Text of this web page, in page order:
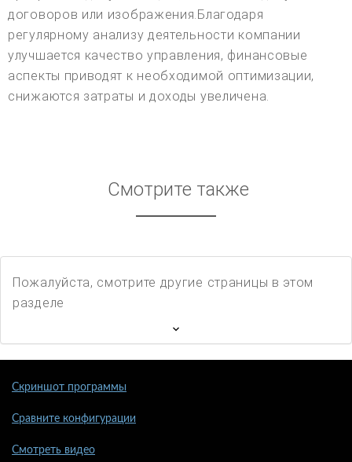
договоров или изображения.Благодаря
регулярному анализу деятельности компании
улучшается качество управления, финансовые
аспекты приводят к необходимой оптимизации,
снижаются затраты и доходы увеличена.
Смотрите также
Пожалуйста, смотрите другие страницы в этом
разделе
Скриншот программы
Сравните конфигурации
Смотреть видео